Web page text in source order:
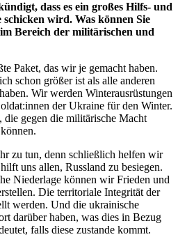
dass es ein großes Hilfs- und
wird. Was können Sie
Bereich der militärischen und
Paket, das wir je gemacht haben.
schon größer ist als alle anderen
Wir werden Winterausrüstungen
der Ukraine für den Winter.
gegen die militärische Macht
zu tun, denn schließlich helfen wir
uns allen, Russland zu besiegen.
Niederlage können wir Frieden und
Die territoriale Integrität der
werden. Und die ukrainische
darüber haben, was dies in Bezug
falls diese zustande kommt.